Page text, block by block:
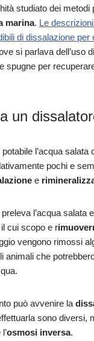
studiato dei metodi
marina. Le
di dissalazione per
si parlava dell’uso
spugne per
un
l’acqua salata
pochi e
e
l’acqua salata
il cui scopo e r
vengono rimossi
animali che
può avvenire la
sono diversi,
osmosi inversa.